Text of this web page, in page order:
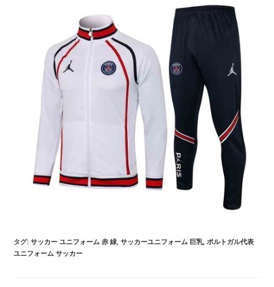
タグ:サッカー ユニフォーム 赤 緑 サッカーユニフォーム 巨乳, ポルトガル代表
ユニフォーム サッカー